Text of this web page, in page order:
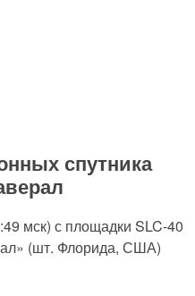
спутника
мск) с площадки SLC-40
(шт. Флорида, США)